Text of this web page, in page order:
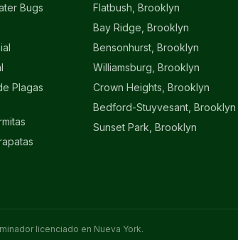
Bugs
Plagas
Flatbush, Brooklyn
Bay Ridge, Brooklyn
Bensonhurst, Brooklyn
Williamsburg, Brooklyn
Crown Heights, Brooklyn
Bedford-Stuyvesant, Brooklyn
Sunset Park, Brooklyn
licenciado en Nueva York.